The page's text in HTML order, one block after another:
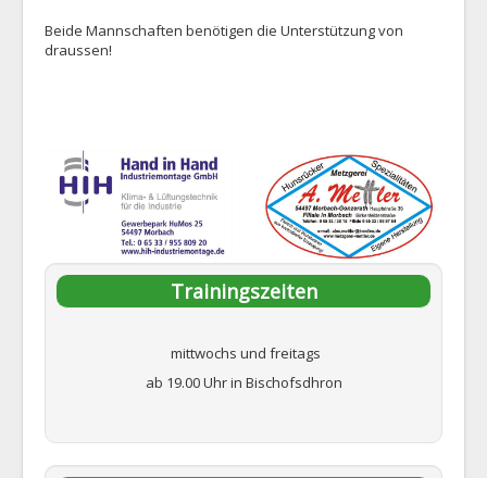
Beide Mannschaften benötigen die Unterstützung von
draussen!
Trainingszeiten
mittwochs und freitags
ab 19.00 Uhr in Bischofsdhron